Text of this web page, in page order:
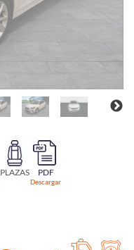
PLAZAS PDF
Descargar